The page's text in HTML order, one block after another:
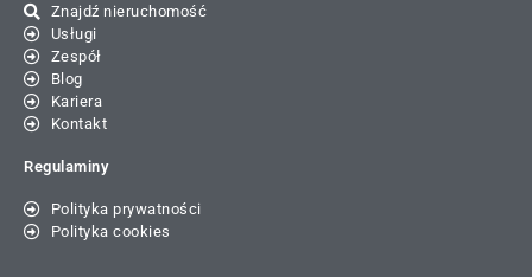
Znajdź nieruchomość
Usługi
Zespół
Blog
Kariera
Kontakt
Regulaminy
Polityka prywatności
Polityka cookies